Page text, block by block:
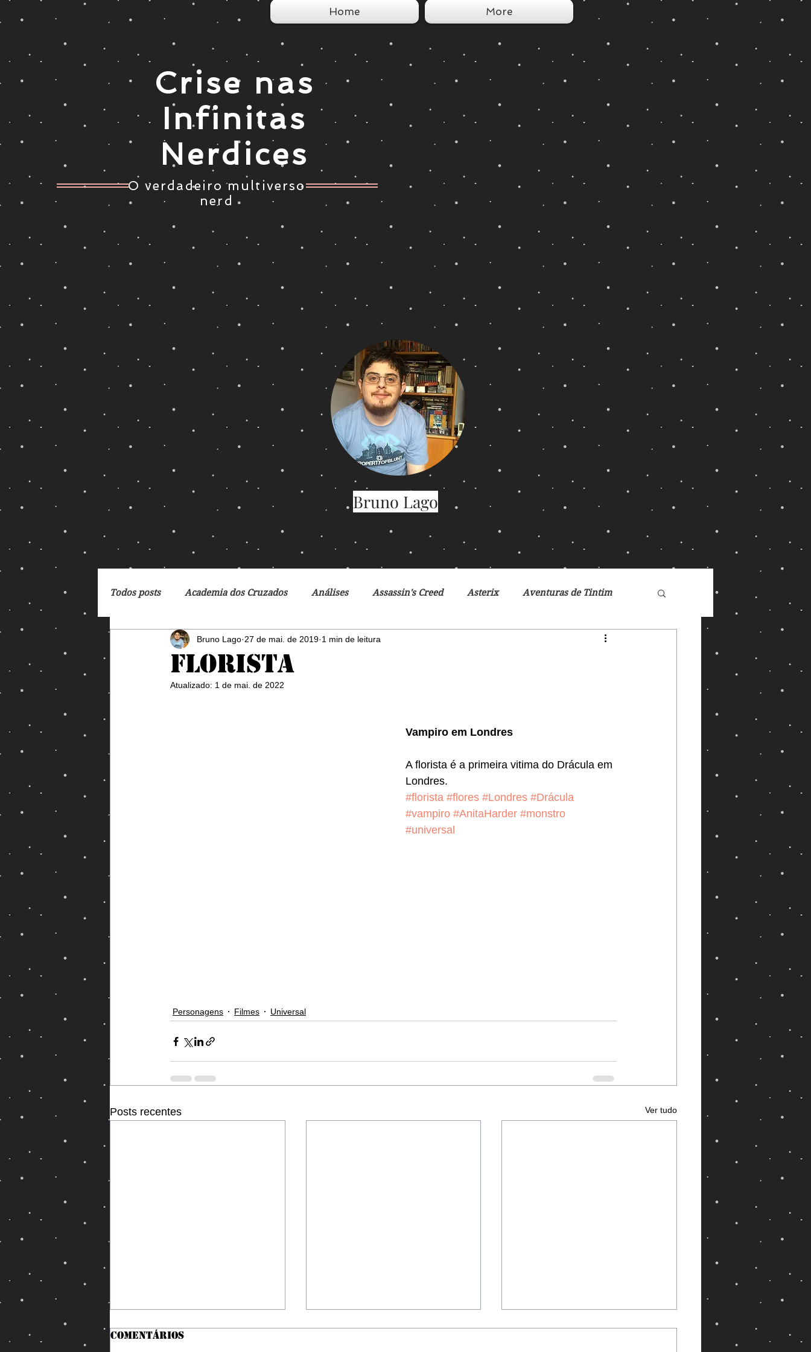
Home More
Crise nas
Infinitas
Nerdices
O verdadeiro multiverso
nerd
Todos posts Academia dos Cruzados Análises Assassin's Creed Asterix Aventuras de Tintim
Breaking Bad Cartoon Ciclo da Herança Crônicas de Gelo e Fogo
DC Comics De Volta para o Futuro
Fox Fronteiras do Universo
Jogos Vorazes
Florista
Bruno Lago 27 de mai. de 2019 1 min de leitura
Atualizado: 1 de mai. de 2022
Vampiro em Londres
A florista é a primeira vitima do Drácula em
Londres.
#florista #flores #Londres #Drácula
#vampiro #AnitaHarder #monstro
#universal
Personagens Filmes Universal
Posts recentes Ver tudo
Comentários
Bruno Lago